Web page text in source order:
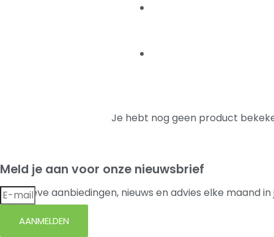
Je hebt nog geen product
Meld je aan voor onze nieuwsbrief
Exclusieve aanbiedingen, nieuws en advies elke maand
AANMELDEN